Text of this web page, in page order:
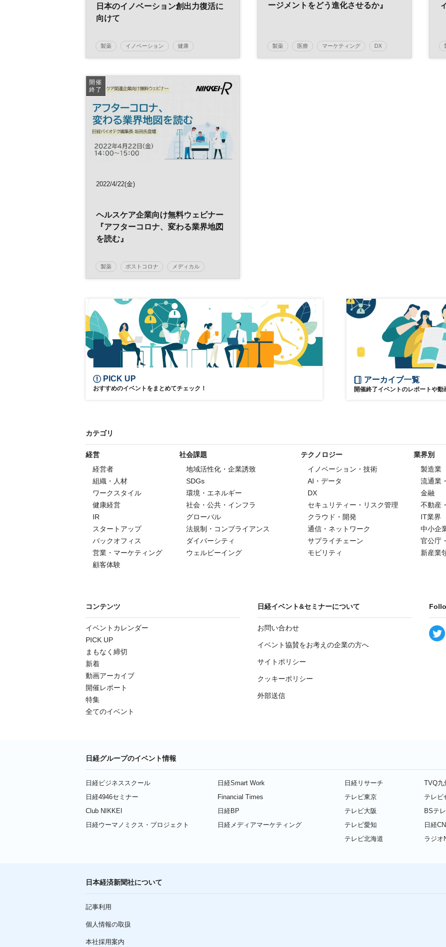
日本のイノベーション創出力復活に
向けて
製薬 イノベーション 健康
ージメントをどう進化させるか』
製薬 医療 マーケティング DX
開催
終了
2022/4/22(金)
ヘルスケア企業向け無料ウェビナー
『アフターコロナ、変わる業界地図
を読む』
製薬 ポストコロナ メディカル
PICK UP
おすすめのイベントをまとめてチェック！
アーカイブ一覧
開催終了イベントのレポートや動
カテゴリ
経営
経営者
組織・人材
ワークスタイル
健康経営
IR
スタートアップ
バックオフィス
営業・マーケティング
顧客体験
社会課題
地域活性化・企業誘致
SDGs
環境・エネルギー
社会・公共・インフラ
グローバル
法規制・コンプライアンス
ダイバーシティ
ウェルビーイング
テクノロジー
イノベーション・技術
AI・データ
DX
セキュリティー・リスク管理
クラウド・開発
通信・ネットワーク
サプライチェーン
モビリティ
業界別
製造業
流通業
金融
不動産
IT業界
中小企
官公庁
新産業
コンテンツ
イベントカレンダー
PICK UP
まもなく締切
新着
動画アーカイブ
開催レポート
特集
全てのイベント
日経イベント&セミナーについて
お問い合わせ
イベント協賛をお考えの企業の方へ
サイトポリシー
クッキーポリシー
外部送信
日経グループのイベント情報
日経ビジネススクール
日経4946セミナー
Club NIKKEI
日経ウーマノミクス・プロジェクト
日経Smart Work
Financial Times
日経BP
日経メディアマーケティング
日経リサーチ
テレビ東京
テレビ大阪
テレビ愛知
テレビ北海道
TVQ九
テレビ
BSテ
日経
ラジオ
日本経済新聞社について
記事利用
個人情報の取扱
本社採用案内